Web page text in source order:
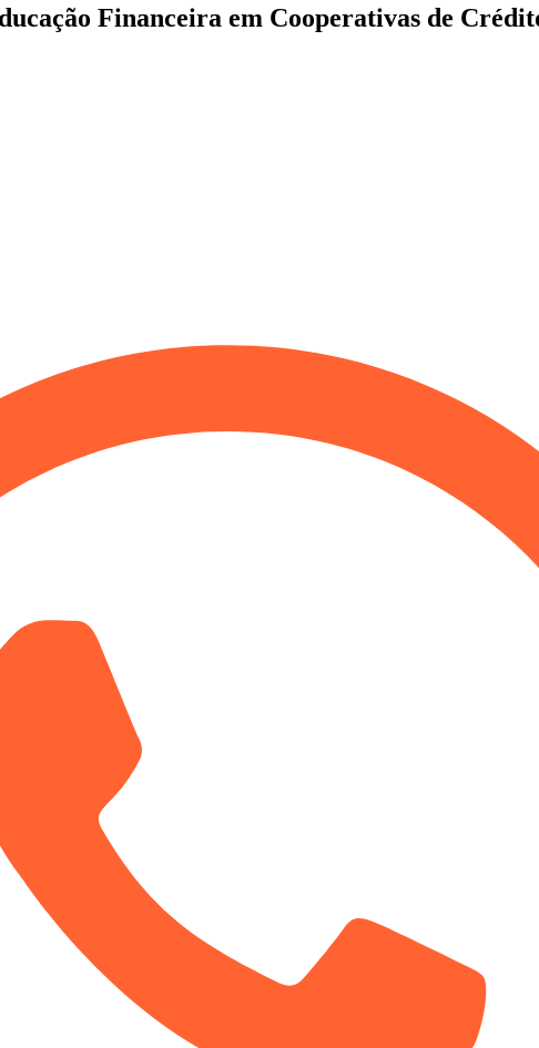
Financeira em Cooperativas de